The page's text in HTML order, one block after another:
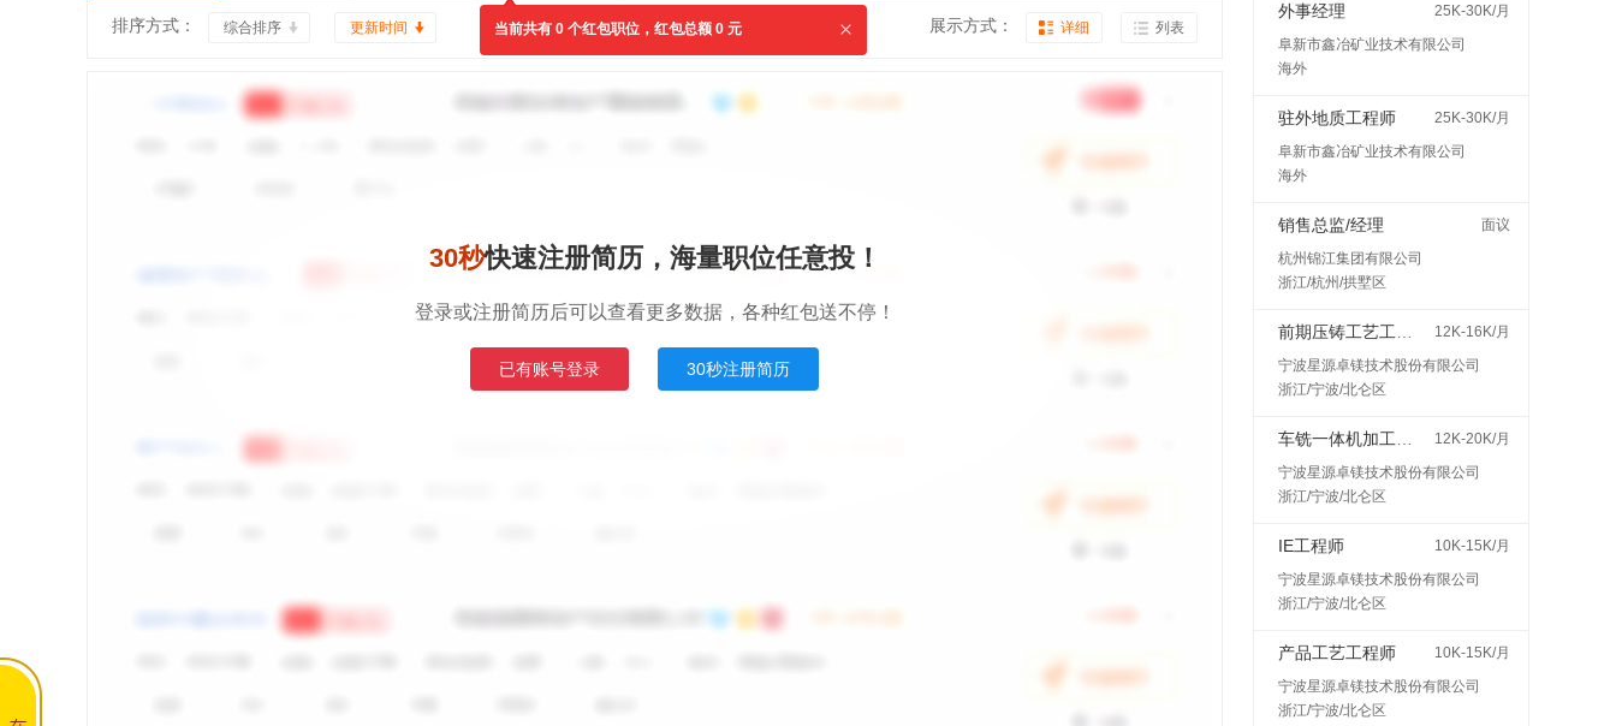
当前共有 0 个红包职位，红包总额 0 元
排序方式： 综合排序 更新时间 展示方式： 详细 列表
30秒快速注册简历，海量职位任意投！
登录或注册简历后可以查看更多数据，各种红包送不停！
已有账号登录 30秒注册简历
外事经理
25K-30K/月
阜新市鑫冶矿业技术有限公司
海外
驻外地质工程师
25K-30K/月
阜新市鑫冶矿业技术有限公司
海外
销售总监/经理
面议
杭州锦江集团有限公司
浙江/杭州/拱墅区
12K-16K/月
宁波星源卓镁技术股份有限公司
浙江/宁波/北仑区
12K-20K/月
宁波星源卓镁技术股份有限公司
浙江/宁波/北仑区
IE工程师
10K-15K/月
宁波星源卓镁技术股份有限公司
浙江/宁波/北仑区
产品工艺工程师
10K-15K/月
宁波星源卓镁技术股份有限公司
浙江/宁波/北仑区